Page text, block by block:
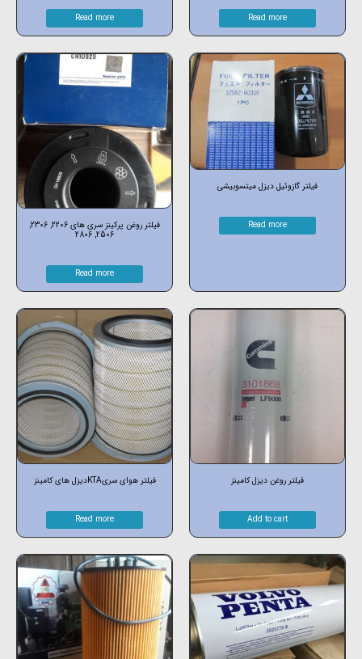
Read more
Read more
فیلتر گازوئیل دیزل میتسوبیشی
Read more
فیلتر روغن پرکینز سری های 2206, 2306,
2506, 2806
Read more
فیلتر روغن دیزل کامینز
Add to cart
فیلتر هوای سریKTAدیزل های کامینز
Read more